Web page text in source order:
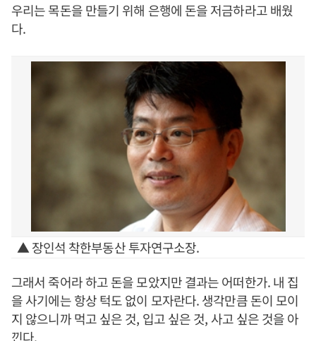
우리는 목돈을 만들기 위해 은행에 돈을 저금하라고 배웠
다.
▲ 장인석 착한부동산 투자연구소장.
그래서 죽어라 하고 돈을 모았지만 결과는 어떠한가. 내 집
을 사기에는 항상 턱도 없이 모자란다. 생각만큼 돈이 모이
지 않으니까 먹고 싶은 것, 입고 싶은 것, 사고 싶은 것을 아
낀다.